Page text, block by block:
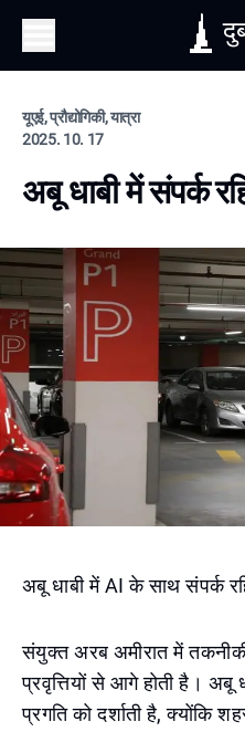
यूएई, प्रौद्योगिकी, यात्रा
2025. 10. 17
अबू धाबी में संपर्क
अबू धाबी में AI के साथ संपर्क
संयुक्त अरब अमीरात में
प्रवृत्तियों से आगे होती है। अबू
प्रगति को दर्शाती है, क्योंकि